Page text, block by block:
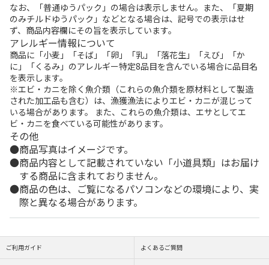
なお、「普通ゆうパック」の場合は表示しません。また、「夏期
のみチルドゆうパック」などとなる場合は、記号での表示はせ
ず、商品内容欄にその旨を表示しています。
アレルギー情報について
商品に「小麦」「そば」「卵」「乳」「落花生」「えび」「か
に」「くるみ」のアレルギー特定8品目を含んでいる場合に品目名
を表示します。
※エビ・カニを除く魚介類（これらの魚介類を原材料として製造
された加工品も含む）は、漁獲漁法によりエビ・カニが混じって
いる場合があります。 また、これらの魚介類は、エサとしてエ
ビ・カニを食べている可能性があります。
その他
商品写真はイメージです。
商品内容として記載されていない「小道具類」はお届け
する商品に含まれておりません。
商品の色は、ご覧になるパソコンなどの環境により、実
際と異なる場合があります。
ご利用ガイド よくあるご質問